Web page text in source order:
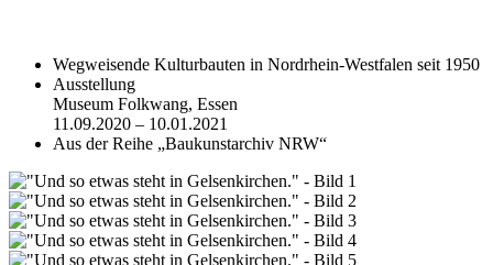
Wegweisende Kulturbauten in Nordrhein-Westfalen seit 1950
Ausstellung
Museum Folkwang, Essen
11.09.2020 – 10.01.2021
Aus der Reihe „Baukunstarchiv NRW“